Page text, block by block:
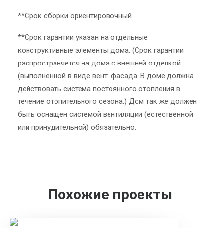
**Срок сборки ориентировочный
**Срок гарантии указан на отдельные
конструктивные элементы дома. (Срок гарантии
распространяется на дома с внешней отделкой
(выполненной в виде вент. фасада. В доме должна
действовать система постоянного отопления в
течение отопительного сезона.) Дом так же должен
быть оснащен системой вентиляции (естественной
или принудительной) обязательно.
Похожие проекты